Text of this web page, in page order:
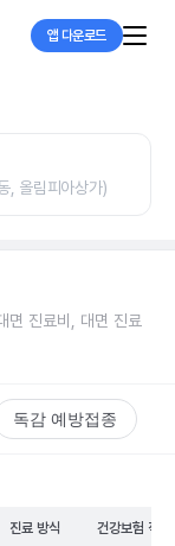
앱 다운로드
, 올림피아상가)
면 진료비, 대면 진료
독감 예방접종
진료 방식 건강보험 적용